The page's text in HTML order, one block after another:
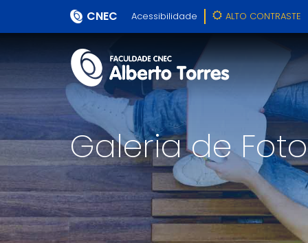
CNEC Acessibilidade ALTO CONTRASTE
Galeria de